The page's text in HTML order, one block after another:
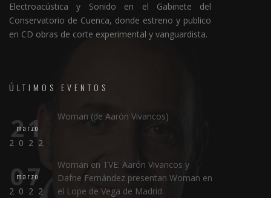
Electroacústica y Sonido en el Gabinete del
Conservatorio de Cuenca, donde estreno y publico
en CD obras de corte experimental y vanguardista.
ÚLTIMOS EVENTOS
21
marzo
2022
Woman (de Aarón Vivancos)
07
marzo
2022
Woman en TVE: Aarón Vivancos y
Dafne Fernández presentan Woman en
el Lope de Vega de Madrid